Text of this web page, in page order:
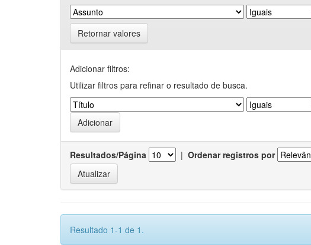
Retornar valores
Adicionar filtros:
Utilizar filtros para refinar o resultado de busca.
Resultados/Página | Ordenar registros por
Resultado 1-1 de 1.